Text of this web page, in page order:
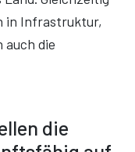
in Infrastruktur,
auch die
die